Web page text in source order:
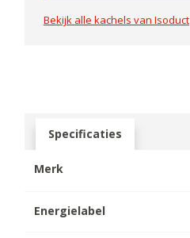
Bekijk alle kachels vanIsoduct
Specificaties
Merk
Energielabel